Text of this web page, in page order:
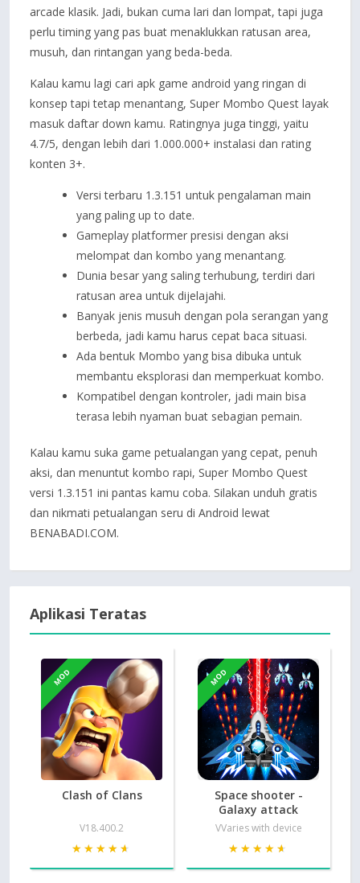
arcade klasik. Jadi, bukan cuma lari dan lompat, tapi juga
perlu timing yang pas buat menaklukkan ratusan area,
musuh, dan rintangan yang beda-beda.
Kalau kamu lagi cari apk game android yang ringan di
konsep tapi tetap menantang, Super Mombo Quest layak
masuk daftar down kamu. Ratingnya juga tinggi, yaitu
4.7/5, dengan lebih dari 1.000.000+ instalasi dan rating
konten 3+.
Versi terbaru 1.3.151 untuk pengalaman main
yang paling up to date.
Gameplay platformer presisi dengan aksi
melompat dan kombo yang menantang.
Dunia besar yang saling terhubung, terdiri dari
ratusan area untuk dijelajahi.
Banyak jenis musuh dengan pola serangan yang
berbeda, jadi kamu harus cepat baca situasi.
Ada bentuk Mombo yang bisa dibuka untuk
membantu eksplorasi dan memperkuat kombo.
Kompatibel dengan kontroler, jadi main bisa
terasa lebih nyaman buat sebagian pemain.
Kalau kamu suka game petualangan yang cepat, penuh
aksi, dan menuntut kombo rapi, Super Mombo Quest
versi 1.3.151 ini pantas kamu coba. Silakan unduh gratis
dan nikmati petualangan seru di Android lewat
BENABADI.COM.
Aplikasi Teratas
MOD
Clash of Clans
V18.400.2
★★★★★
★★★★★
MOD
Space shooter -
Galaxy attack
VVaries with device
★★★★★
★★★★★